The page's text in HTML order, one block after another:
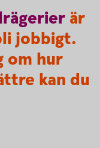
är
jobbigt.
om hur
kan du